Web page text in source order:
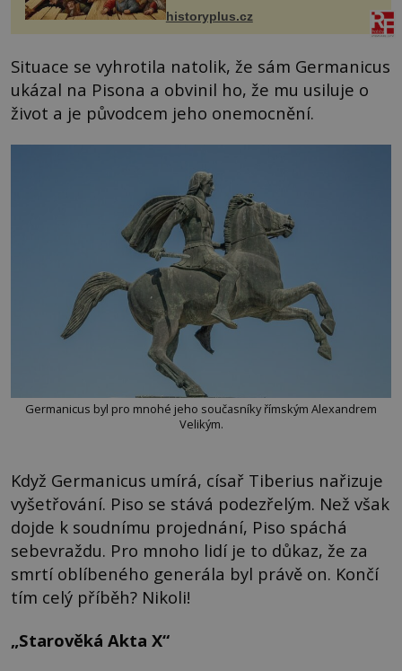
prostředníkem při řešení sporu m...
historyplus.cz
Situace se vyhrotila natolik, že sám Germanicus
ukázal na Pisona a obvinil ho, že mu usiluje o
život a je původcem jeho onemocnění.
Germanicus byl pro mnohé jeho současníky římským Alexandrem
Velikým.
Když Germanicus umírá, císař Tiberius nařizuje
vyšetřování. Piso se stává podezřelým. Než však
dojde k soudnímu projednání, Piso spáchá
sebevraždu. Pro mnoho lidí je to důkaz, že za
smrtí oblíbeného generála byl právě on. Končí
tím celý příběh? Nikoli!
„Starověká Akta X“